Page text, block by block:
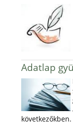
Adatlap
következőkben.